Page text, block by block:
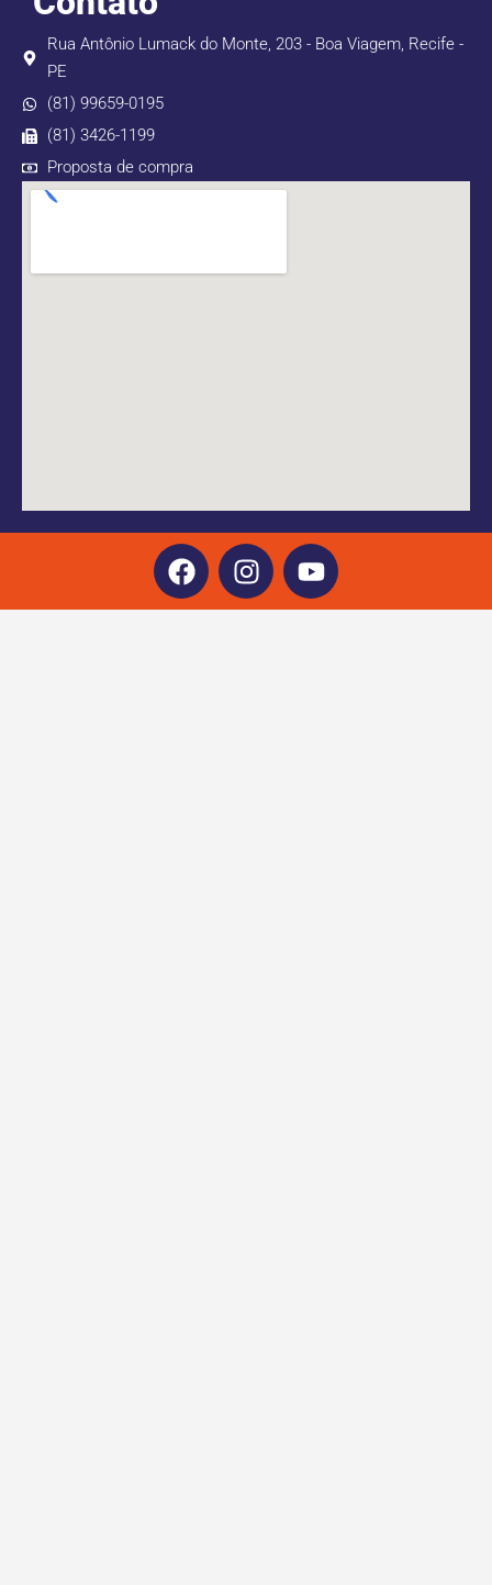
Rua Antônio Lumack do Monte, 203 - Boa Viagem, Recife -
PE
(81) 99659-0195
(81) 3426-1199
Proposta de compra